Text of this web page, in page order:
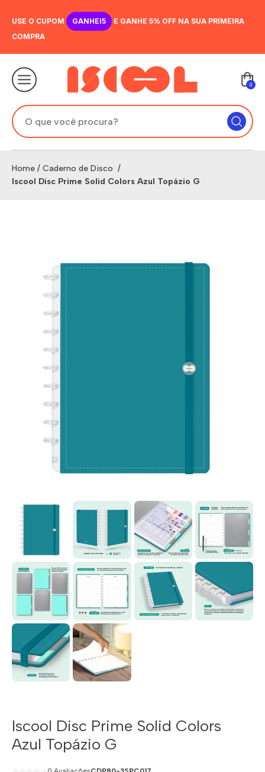
USE O CUPOM GANHEI5
E GANHE 5% OFF NA SUA PRIMEIRA
COMPRA
0
Home / Caderno de Disco /
Iscool Disc Prime Solid Colors Azul Topázio G
Iscool Disc Prime Solid Colors
Azul Topázio G